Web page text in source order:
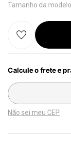
Tamanho da
Não sei meu CEP